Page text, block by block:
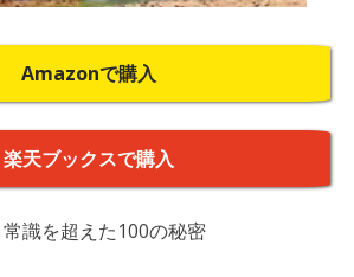
Amazonで購入
楽天ブックスで購入
識を超えた100の秘密